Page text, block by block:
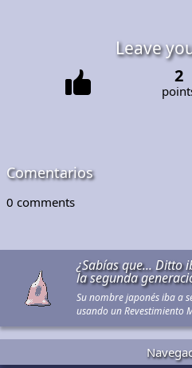
Leave
2
Comentarios
0 comments
¿Sabías que... Ditto
la segunda
Su nombre japonés iba a
usando un Revestimiento